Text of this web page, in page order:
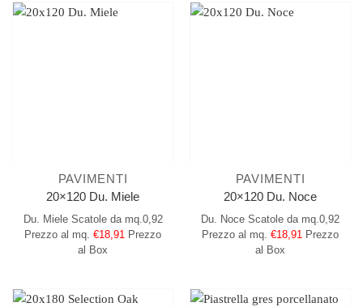
PAVIMENTI
20×120 Du. Miele
Du. Miele Scatole da mq.0,92
Prezzo al mq. €18,91 Prezzo
al Box
PAVIMENTI
20×120 Du. Noce
Du. Noce Scatole da mq.0,92
Prezzo al mq. €18,91 Prezzo
al Box